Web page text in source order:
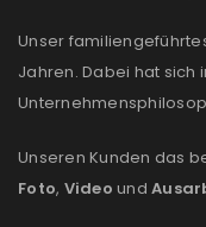
ANMELDEN
PASSWORT
Unser
Jahren. Dabei hat sich
Unseren Kunden das
Foto, Video und